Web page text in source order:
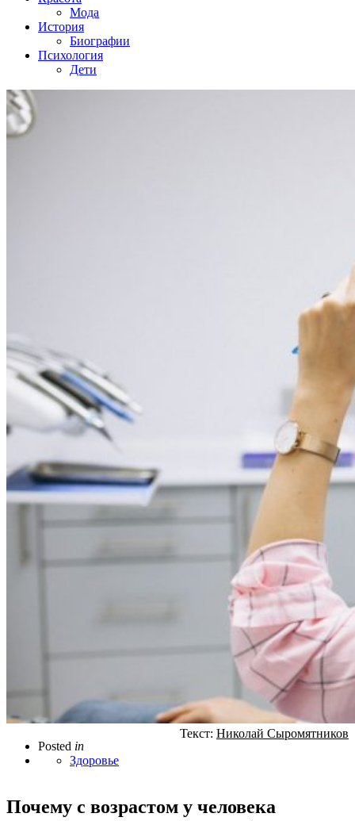
Мода
История
Биографии
Психология
Дети
Posted in
Здоровье
Текст: Николай Сыромятников
Почему с возрастом у человека